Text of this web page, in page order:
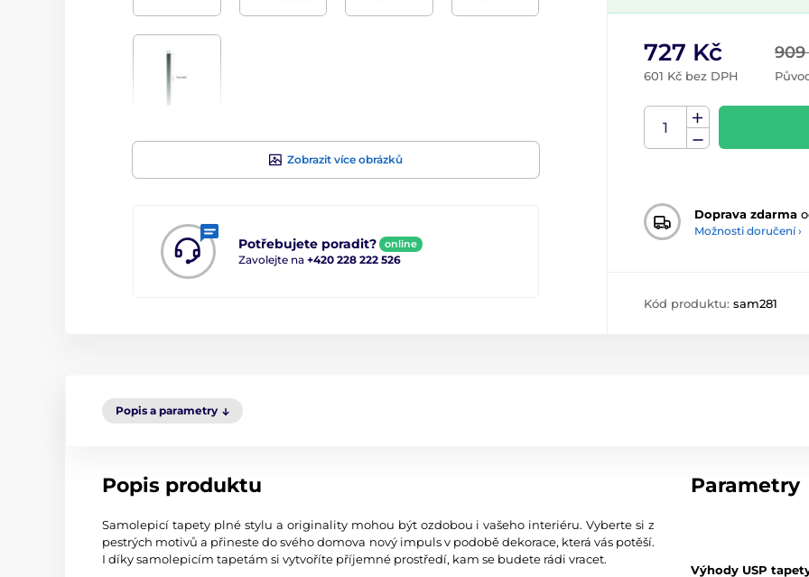
Zobrazit více obrázků
Potřebujete poradit? online
Zavolejte na +420 228 222 526
909
727 Kč
601 Kč bez DPH
Doprava zdarma
Možnosti doručení ›
Kód produktu: sam281
Popis a parametry
Popis produktu
Samolepicí tapety plné stylu a originality mohou být ozdobou i vašeho interiéru. Vyberte si z
pestrých motivů a přineste do svého domova nový impuls v podobě dekorace, která vás potěší.
I díky samolepicím tapetám si vytvoříte příjemné prostředí, kam se budete rádi vracet.
Parametry
Výhody USP